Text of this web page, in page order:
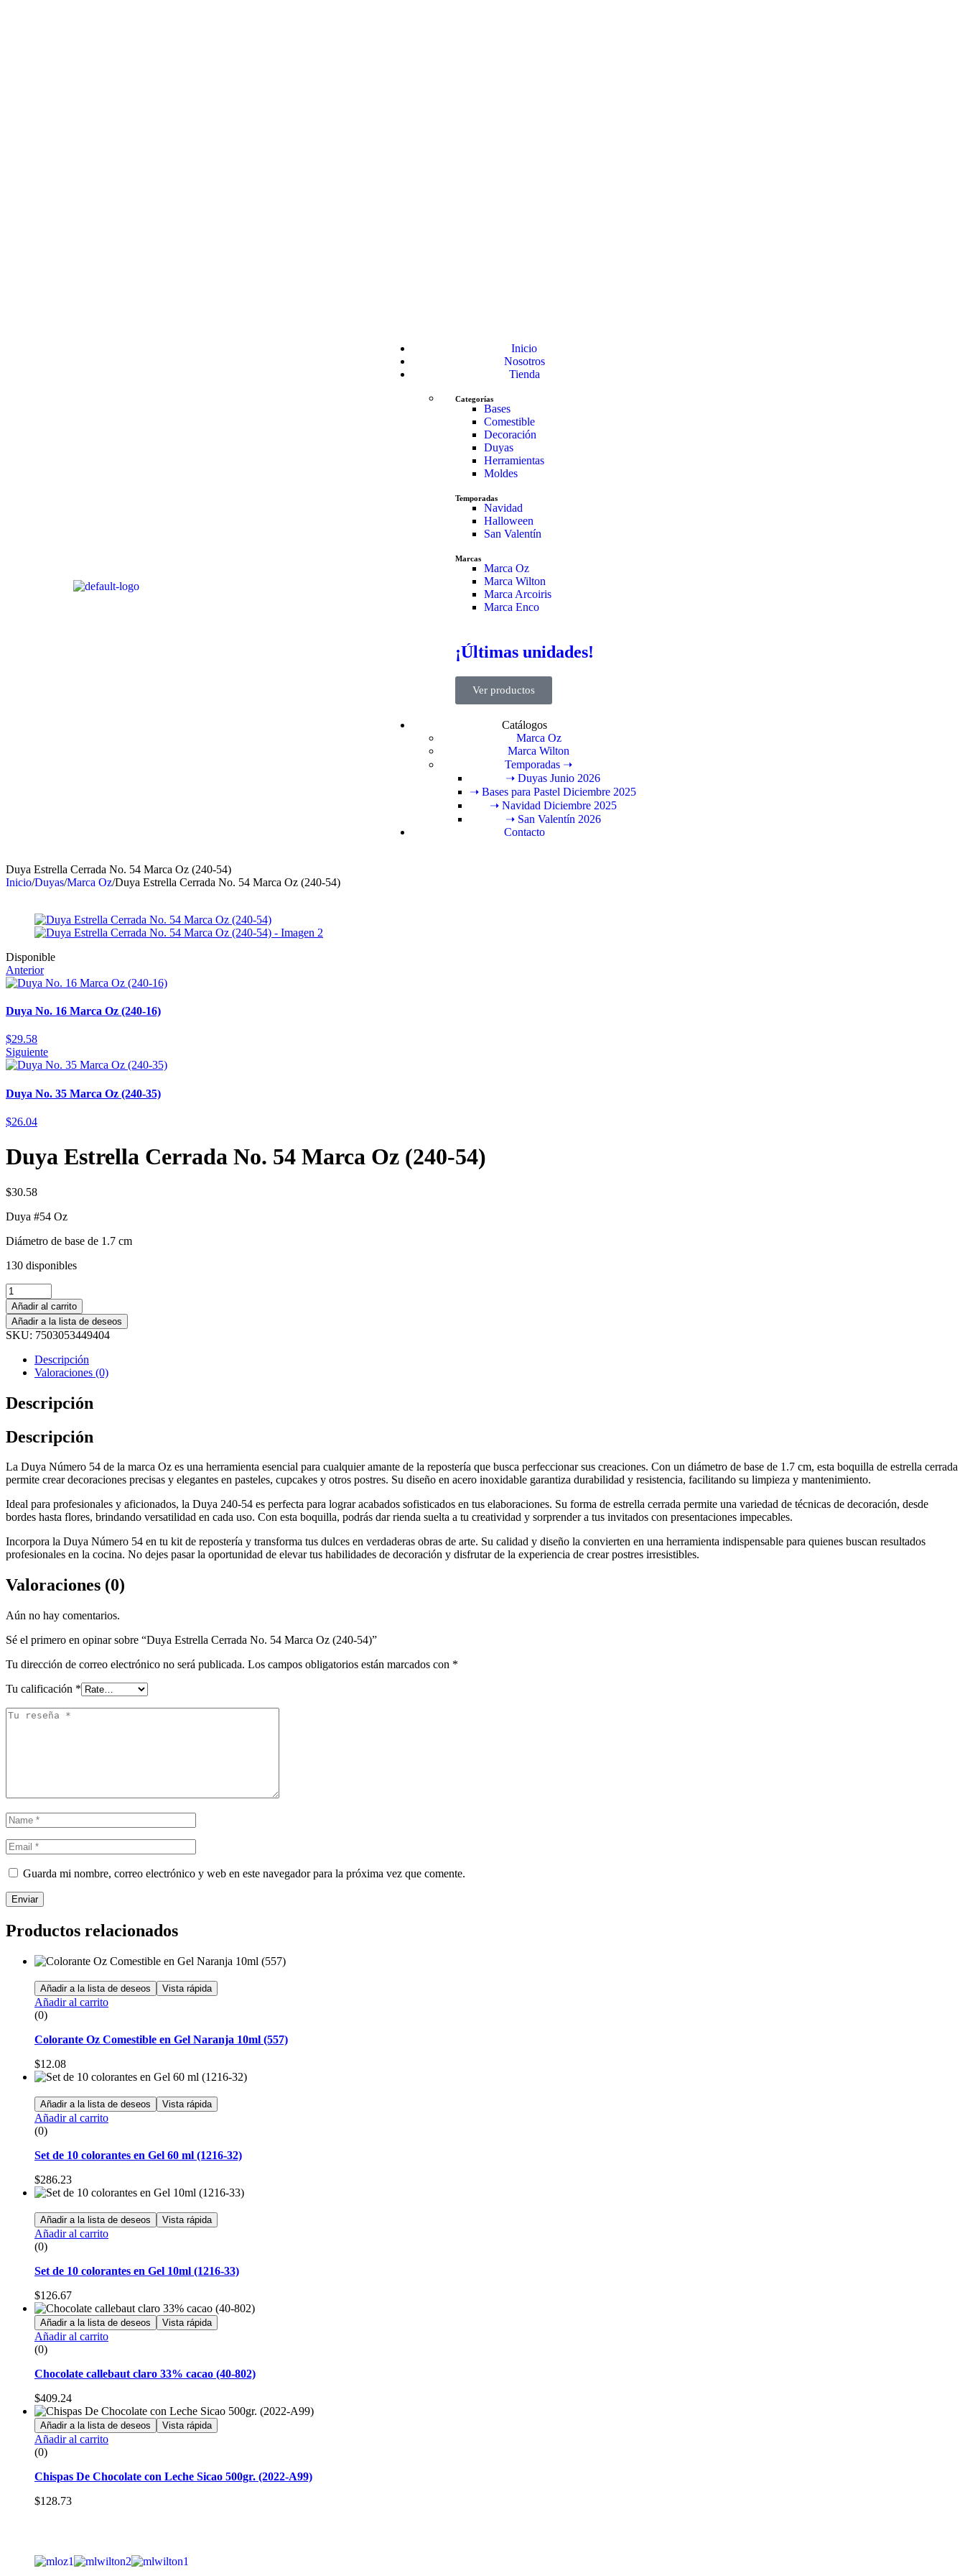
Inicio
Nosotros
Tienda
Categorías
Bases
Comestible
Decoración
Duyas
Herramientas
Moldes
Temporadas
Navidad
Halloween
San Valentín
Marcas
Marca Oz
Marca Wilton
Marca Arcoiris
Marca Enco
¡Últimas unidades!
Ver productos
Catálogos
Marca Oz
Marca Wilton
Temporadas ➝
➝ Duyas Junio 2026
➝ Bases para Pastel Diciembre 2025
➝ Navidad Diciembre 2025
➝ San Valentín 2026
Contacto
Duya Estrella Cerrada No. 54 Marca Oz (240-54)
Inicio/Duyas/Marca Oz/Duya Estrella Cerrada No. 54 Marca Oz (240-54)
Disponible
Anterior
Duya No. 16 Marca Oz (240-16)
$29.58
Siguiente
Duya No. 35 Marca Oz (240-35)
$26.04
Duya Estrella Cerrada No. 54 Marca Oz (240-54)
$30.58
Duya #54 Oz
Diámetro de base de 1.7 cm
130 disponibles
Añadir al carrito
Añadir a la lista de deseos
SKU: 7503053449404
Descripción
Valoraciones (0)
Descripción
Descripción
La Duya Número 54 de la marca Oz es una herramienta esencial para cualquier amante de la repostería que busca perfeccionar sus creaciones. Con un diámetro de base de 1.7 cm, esta boquilla de estrella cerrada
permite crear decoraciones precisas y elegantes en pasteles, cupcakes y otros postres. Su diseño en acero inoxidable garantiza durabilidad y resistencia, facilitando su limpieza y mantenimiento.
Ideal para profesionales y aficionados, la Duya 240-54 es perfecta para lograr acabados sofisticados en tus elaboraciones. Su forma de estrella cerrada permite una variedad de técnicas de decoración, desde
bordes hasta flores, brindando versatilidad en cada uso. Con esta boquilla, podrás dar rienda suelta a tu creatividad y sorprender a tus invitados con presentaciones impecables.
Incorpora la Duya Número 54 en tu kit de repostería y transforma tus dulces en verdaderas obras de arte. Su calidad y diseño la convierten en una herramienta indispensable para quienes buscan resultados
profesionales en la cocina. No dejes pasar la oportunidad de elevar tus habilidades de decoración y disfrutar de la experiencia de crear postres irresistibles.
Valoraciones (0)
Aún no hay comentarios.
Sé el primero en opinar sobre “Duya Estrella Cerrada No. 54 Marca Oz (240-54)”
Tu dirección de correo electrónico no será publicada. Los campos obligatorios están marcados con *
Tu calificación *
Guarda mi nombre, correo electrónico y web en este navegador para la próxima vez que comente.
Enviar
Productos relacionados
Añadir a la lista de deseos Vista rápida
Añadir al carrito
(0)
Colorante Oz Comestible en Gel Naranja 10ml (557)
$12.08
Añadir a la lista de deseos Vista rápida
Añadir al carrito
(0)
Set de 10 colorantes en Gel 60 ml (1216-32)
$286.23
Añadir a la lista de deseos Vista rápida
Añadir al carrito
(0)
Set de 10 colorantes en Gel 10ml (1216-33)
$126.67
Añadir a la lista de deseos Vista rápida
Añadir al carrito
(0)
Chocolate callebaut claro 33% cacao (40-802)
$409.24
Añadir a la lista de deseos Vista rápida
Añadir al carrito
(0)
Chispas De Chocolate con Leche Sicao 500gr. (2022-A99)
$128.73